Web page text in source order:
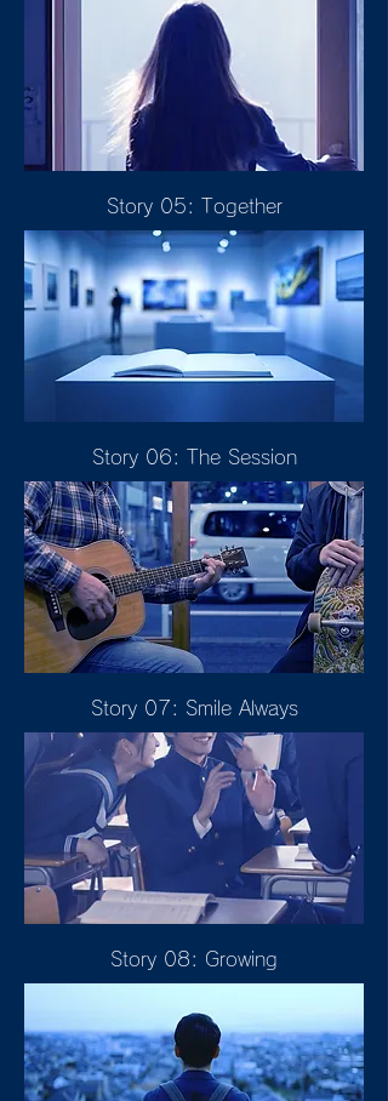
Story 05: Together
Story 06: The Session
Story 07: Smile Always
Story 08: Growing